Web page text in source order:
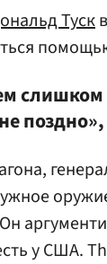
Туск
у США.